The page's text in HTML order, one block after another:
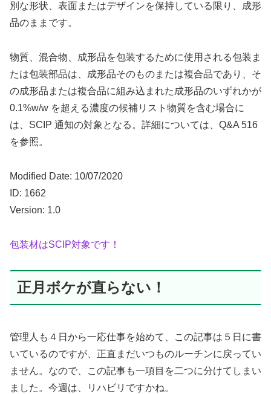
別な形状、表面またはデザインを保持している限り、成形
品のままです。
物質、混合物、成形品を包装するために使用される包装ま
たは包装部品は、成形品そのものまたは複合品であり、そ
の成形品または複合品に組み込まれた成形品のいずれかが
0.1%w/w を超える濃度の候補リスト物質を含む場合に
は、SCIP 通知の対象となる。詳細については、Q&A 516
を参照。
Modified Date: 10/07/2020
ID: 1662
Version: 1.0
包装材はSCIP対象です！
正月ボケが直らない！
管理人も４日から一応仕事を始めて、この記事は５日に書
いているのですが、正直まだいつものルーチンに戻ってい
ません。なので、この記事も一項目を二つに分けてしまい
ました。今週は、リハビリですかね。